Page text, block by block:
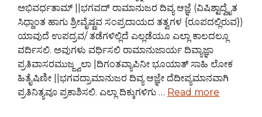
ಅಭಿವರ್ಧತಾಮ್ ||ಭಗವದ್ ರಾಮಾನುಜರ ದಿವ್ಯ ಆಜ್ಞೆ (ವಿಷಿಶ್ಟಾದ್ವೈತ
ಸಿಧ್ದಾಂತ ಹಾಗು ಶ್ರೀವೈಷ್ಣವ ಸಂಪ್ರದಾಯದ ತತ್ವಗಳ {ರೂಪದಲ್ಲಿರುವ})
ಯಾವುದೆ ಉಪದ್ರವ/ ತಡೆಗಳಿಲ್ಲಿದೆ ಎಲ್ಲಡೆಯೂ ಎಲ್ಲಾ ಕಾಲದಲ್ಲೂ
ವರ್ದಿಸಲಿ. ಅವುಗಳು ವರ್ಧಿಸಲಿ ರಾಮಾನುಜಾರ್ಯ ದಿವ್ಯಾಜ್ಞಾ
ಪ್ರತಿವಾಸರಮುಜ್ಜ್ವಲಾ |ದಿಗಂತವ್ಯಾಪಿನೀ ಭೂಯಾತ್ ಸಾಹಿ ಲೋಕ
ಹಿತೈಷಿಣೀ ||ಭಗವದ್ರಾಮಾನುಜರ ದಿವ್ಯ ಆಜ್ಞೇ ದೆದೀಪ್ಯಮಾನವಾಗಿ
ಪ್ರತಿನಿತ್ಯವೂ ಪ್ರಕಾಶಿಸಲಿ. ಎಲ್ಲಾ ದಿಕ್ಕುಗಳಿಗು … Read more